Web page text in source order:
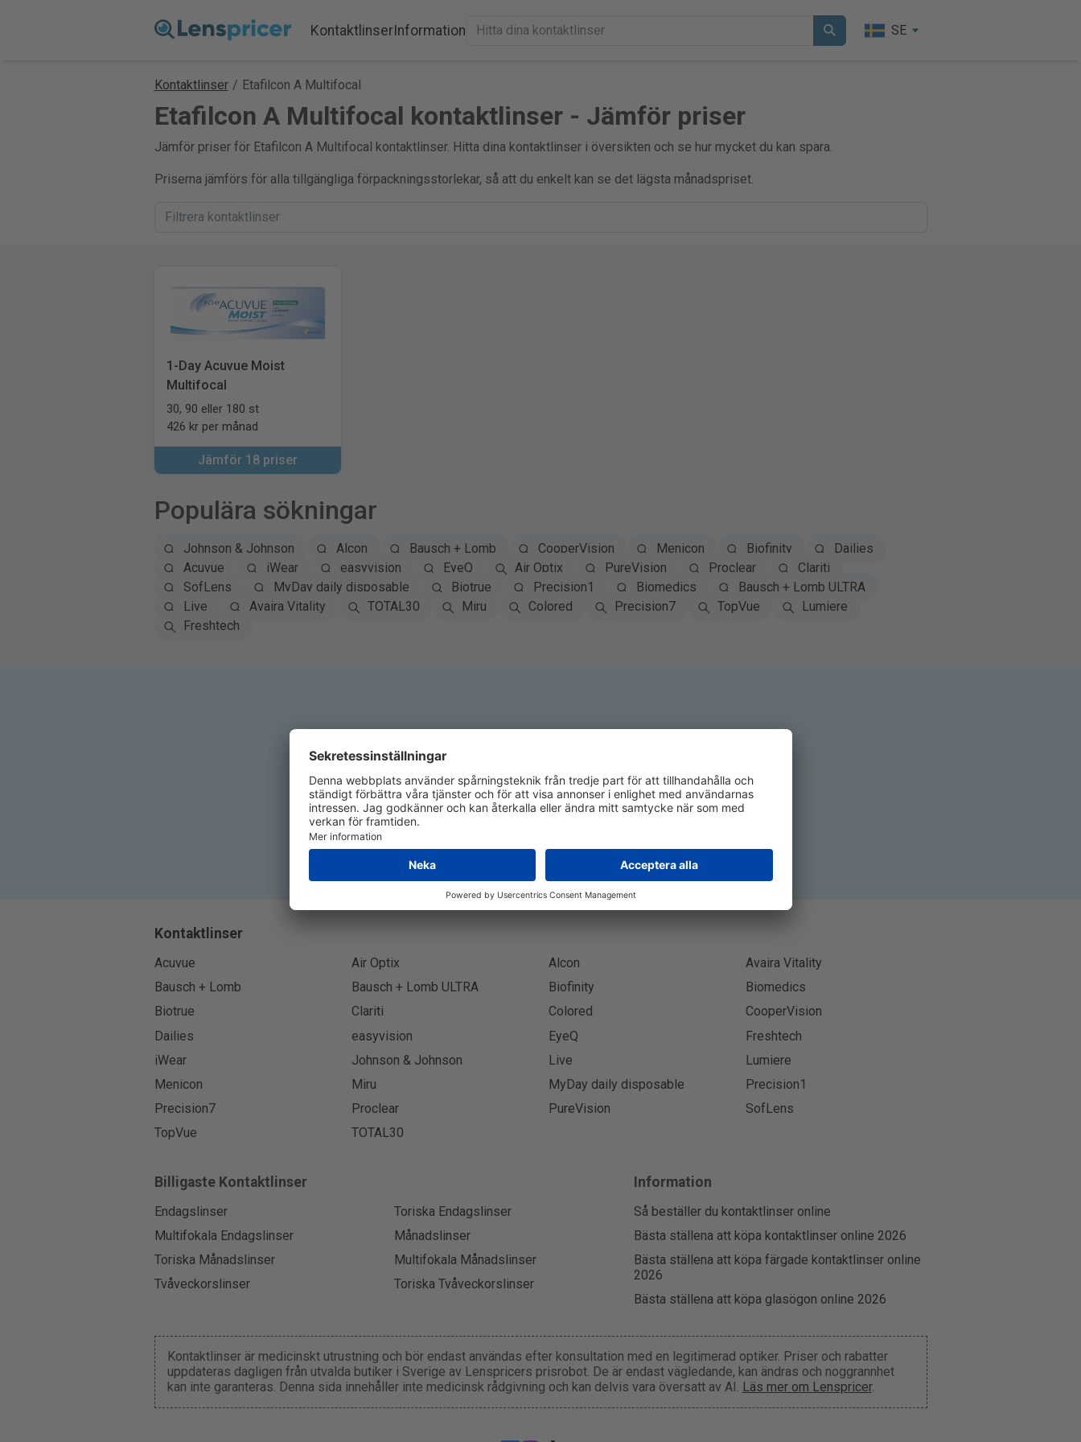
KontaktlinserInformation SE
Kontaktlinser / Etafilcon A Multifocal
Etafilcon A Multifocal kontaktlinser - Jämför priser
Jämför priser för Etafilcon A Multifocal kontaktlinser. Hitta dina kontaktlinser i översikten och se hur mycket du kan spara.
Priserna jämförs för alla tillgängliga förpackningsstorlekar, så att du enkelt kan se det lägsta månadspriset.
1-Day Acuvue Moist
Multifocal
30, 90 eller 180 st
426 kr per månad
Jämför 18 priser
Populära sökningar
Johnson & Johnson Alcon Bausch + Lomb CooperVision Menicon Biofinity
Dailies
Acuvue
iWear easyvision EyeQ Air Optix PureVision Proclear
Clariti
SofLens
MyDay daily disposable Biotrue Precision1 Biomedics
Bausch + Lomb ULTRA
Live
Avaira Vitality TOTAL30 Miru Colored Precision7 TopVue
Lumiere
Freshtech
Prenumerera på nyhetsbrev
Prenumerera
Kontaktlinser
Acuvue Air Optix Alcon
Avaira Vitality
Bausch + Lomb
Bausch + Lomb ULTRA Biofinity
Biomedics
Biotrue
Clariti Colored
CooperVision
Dailies
easyvision EyeQ
Freshtech
iWear
Johnson & Johnson Live
Lumiere
Menicon
Miru MyDay daily disposable
Precision1
Precision7
Proclear PureVision
SofLens
TopVue
TOTAL30
Billigaste Kontaktlinser
Endagslinser
Toriska Endagslinser
Multifokala Endagslinser
Månadslinser
Toriska Månadslinser
Multifokala Månadslinser
Tvåveckorslinser
Toriska Tvåveckorslinser
Information
Så beställer du kontaktlinser online
Bästa ställena att köpa kontaktlinser online 2026
Bästa ställena att köpa färgade kontaktlinser online
2026
Bästa ställena att köpa glasögon online 2026
Kontaktlinser är medicinskt utrustning och bör endast användas efter konsultation med en legitimerad optiker. Priser och rabatter
uppdateras dagligen från utvalda butiker i Sverige av Lenspricers prisrobot. De är endast vägledande, kan ändras och noggrannhet
kan inte garanteras. Denna sida innehåller inte medicinsk rådgivning och kan delvis vara översatt av AI. Läs mer om Lenspricer.